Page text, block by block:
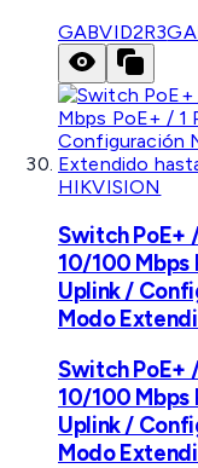
GABVID2R3
HIKVISION
Switch PoE+
10/100 Mbps
Uplink /
Modo
Switch PoE+
10/100 Mbps
Uplink /
Modo